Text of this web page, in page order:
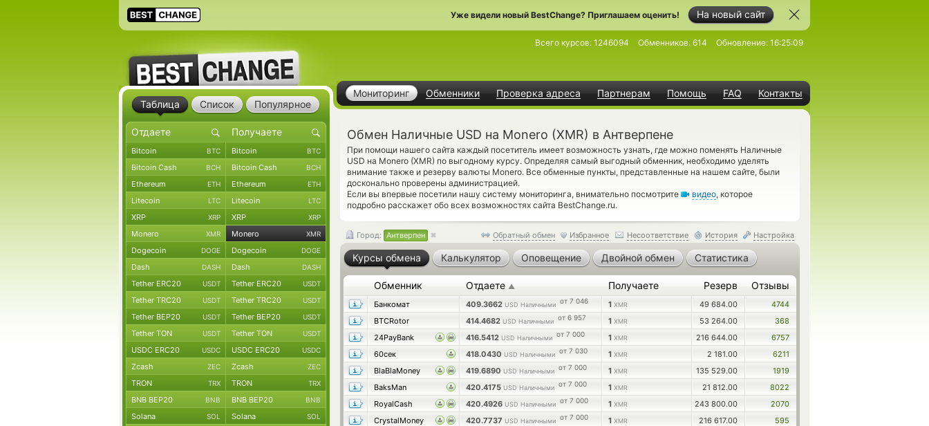
На новый сайт
Уже видели новый BestChange? Приглашаем оценить!
Мониторинг Обменники Проверка адреса Партнерам Помощь FAQ Контакты
Всего курсов: 1246094 Обменников: 614 Обновление: 16:25:09
Обмен Наличные USD на Monero (XMR) в Антверпене
При помощи нашего сайта каждый посетитель имеет возможность узнать, где можно поменять Наличные
USD на Monero (XMR) по выгодному курсу. Определяя самый выгодный обменник, необходимо уделять
внимание также и резерву валюты Monero. Все обменные пункты, представленные на нашем сайте, были
досконально проверены администрацией.
Если вы впервые посетили нашу систему мониторинга, внимательно посмотрите
видео, которое
подробно расскажет обо всех возможностях сайта BestChange.ru.
Обратный обмен Избранное Несоответствие История Настройка
Город: Антверпен
Курсы обмена Калькулятор Оповещение Двойной обмен Статистика
Обменник Отдаете ▲ Получаете Резерв Отзывы
Банкомат 409.3662 USD Наличными от 7 046 1 XMR 49 684.00
4744
BTCRotor
414.4682 USD Наличными от 6 957 1 XMR 53 264.00
368
24PayBank
416.5412 USD Наличными от 7 000 1 XMR 216 644.00
6757
60сек
418.0430 USD Наличными от 7 030 1 XMR 2 181.00
6211
BlaBlaMoney
419.6890 USD Наличными от 7 000 1 XMR 135 529.00
1919
BaksMan
420.4175 USD Наличными от 7 000 1 XMR 21 812.00
8022
RoyalCash
420.4926 USD Наличными от 7 000 1 XMR 243 800.00
2070
CrystalMoney
420.7737 USD Наличными от 7 000 1 XMR 216 617.00
595
Таблица Список Популярное
Bitcoin BTC Bitcoin BTC
Bitcoin Cash BCH Bitcoin Cash BCH
Ethereum ETH Ethereum ETH
Litecoin LTC Litecoin LTC
XRP XRP XRP XRP
Monero XMR Monero XMR
Dogecoin DOGE Dogecoin DOGE
Dash DASH Dash DASH
Tether ERC20 USDT Tether ERC20 USDT
Tether TRC20 USDT Tether TRC20 USDT
Tether BEP20 USDT Tether BEP20 USDT
Tether TON USDT Tether TON USDT
USDC ERC20 USDC USDC ERC20 USDC
Zcash ZEC Zcash ZEC
TRON TRX TRON TRX
BNB BEP20 BNB BNB BEP20 BNB
Solana SOL Solana SOL